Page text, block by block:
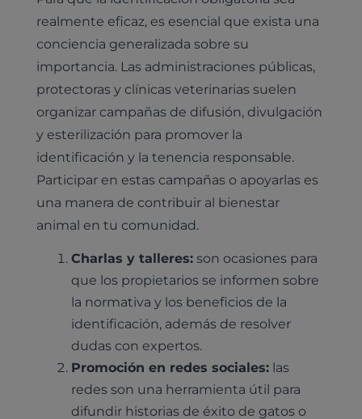
realmente eficaz, es esencial que exista una
conciencia generalizada sobre su
importancia. Las administraciones públicas,
protectoras y clínicas veterinarias suelen
organizar campañas de difusión, divulgación
y esterilización para promover la
identificación y la tenencia responsable.
Participar en estas campañas o apoyarlas es
una manera de contribuir al bienestar
animal en tu comunidad.
Charlas y talleres: son ocasiones para
que los propietarios se informen sobre
la normativa y los beneficios de la
identificación, además de resolver
dudas con expertos.
Promoción en redes sociales: las
redes son una herramienta útil para
difundir historias de éxito de gatos o